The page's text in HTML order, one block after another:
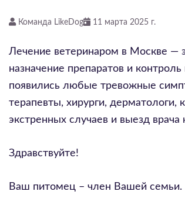
Команда LikeDog 11 марта 2025 г.
Лечение ветеринаром в Москве —
назначение препаратов и
появились любые тревожные
терапевты, хирурги, дерматологи,
экстренных случаев и выезд
Здравствуйте!
Ваш питомец – член Вашей семьи.